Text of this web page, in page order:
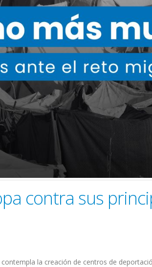
contra sus
la creación de centros de